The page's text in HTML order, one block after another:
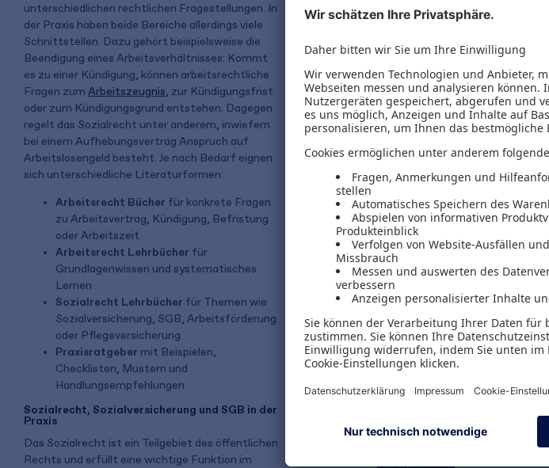
Gratis Versand
Sascha Herms
Die Kündigung
49,99 €
inkl. MwSt. 46,72 €zzgl. MwSt.
unterschiedlichen rechtlichen Fragestellungen. In
der Praxis haben beide Bereiche allerdings viele
Schnittstellen. Dazu gehört beispielsweise die
Beendigung eines Arbeitsverhältnisses: Kommt
es zu einer Kündigung, können arbeitsrechtliche
Fragen zum Arbeitszeugnis, zur Kündigungsfrist
oder zum Kündigungsgrund entstehen. Dagegen
regelt das Sozialrecht unter anderem, inwiefern
bei einem Aufhebungsvertrag Anspruch auf
Arbeitslosengeld besteht. Je nach Bedarf eignen
sich unterschiedliche Literaturformen:
Arbeitsrecht Bücher für konkrete Fragen
zu Arbeitsvertrag, Kündigung, Befristung
oder Arbeitszeit
Arbeitsrecht Lehrbücher für
Grundlagenwissen und systematisches
Lernen
Sozialrecht Lehrbücher für Themen wie
Sozialversicherung, SGB, Arbeitsförderung
oder Pflegeversicherung
Praxisratgeber mit Beispielen,
Checklisten, Mustern und
Handlungsempfehlungen
Sozialrecht, Sozialversicherung und SGB in der
Praxis
Das Sozialrecht ist ein Teilgebiet des öffentlichen
Rechts und erfüllt eine wichtige Funktion im